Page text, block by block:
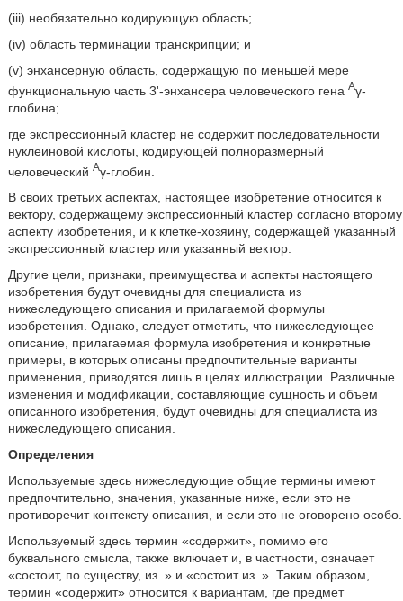
(iii) необязательно кодирующую область;
(iv) область терминации транскрипции; и
(v) энхансерную область, содержащую по меньшей мере
функциональную часть 3'-энхансера человеческого гена Aγ-
глобина;
где экспрессионный кластер не содержит последовательности
нуклеиновой кислоты, кодирующей полноразмерный
человеческий Aγ-глобин.
В своих третьих аспектах, настоящее изобретение относится к
вектору, содержащему экспрессионный кластер согласно второму
аспекту изобретения, и к клетке-хозяину, содержащей указанный
экспрессионный кластер или указанный вектор.
Другие цели, признаки, преимущества и аспекты настоящего
изобретения будут очевидны для специалиста из
нижеследующего описания и прилагаемой формулы
изобретения. Однако, следует отметить, что нижеследующее
описание, прилагаемая формула изобретения и конкретные
примеры, в которых описаны предпочтительные варианты
применения, приводятся лишь в целях иллюстрации. Различные
изменения и модификации, составляющие сущность и объем
описанного изобретения, будут очевидны для специалиста из
нижеследующего описания.
Определения
Используемые здесь нижеследующие общие термины имеют
предпочтительно, значения, указанные ниже, если это не
противоречит контексту описания, и если это не оговорено особо.
Используемый здесь термин «содержит», помимо его
буквального смысла, также включает и, в частности, означает
«состоит, по существу, из..» и «состоит из..». Таким образом,
термин «содержит» относится к вариантам, где предмет